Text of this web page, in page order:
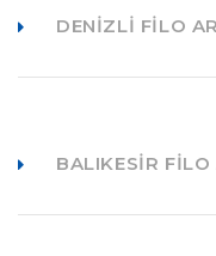
DENIZLI FILO
BALIKESIR